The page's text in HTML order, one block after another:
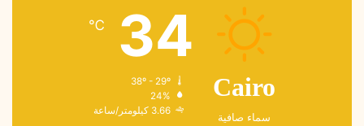
Cairo
سماء صافية
34
℃
24%
3.66 كيلومتر/ساعة